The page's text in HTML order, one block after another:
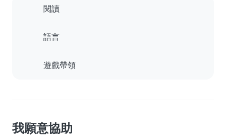
閱讀
語言
遊戲帶領
我願意協助